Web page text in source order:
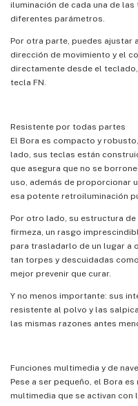
iluminación de cada una de
diferentes parámetros.
Por otra parte, puedes ajustar
dirección de movimiento y el
directamente desde el
tecla FN.
Resistente por todas partes
El Bora es compacto y
lado, sus teclas están
que asegura que no se
uso, además de proporcionar
esa potente retroiluminación
Por otro lado, su estructura
firmeza, un rasgo
para trasladarlo de un lugar a
tan torpes y descuidadas
mejor prevenir que curar.
Y no menos importante: sus
resistente al polvo y las
las mismas razones antes
Funciones multimedia y de
Pese a ser pequeño, el Bora
multimedia que se activan con